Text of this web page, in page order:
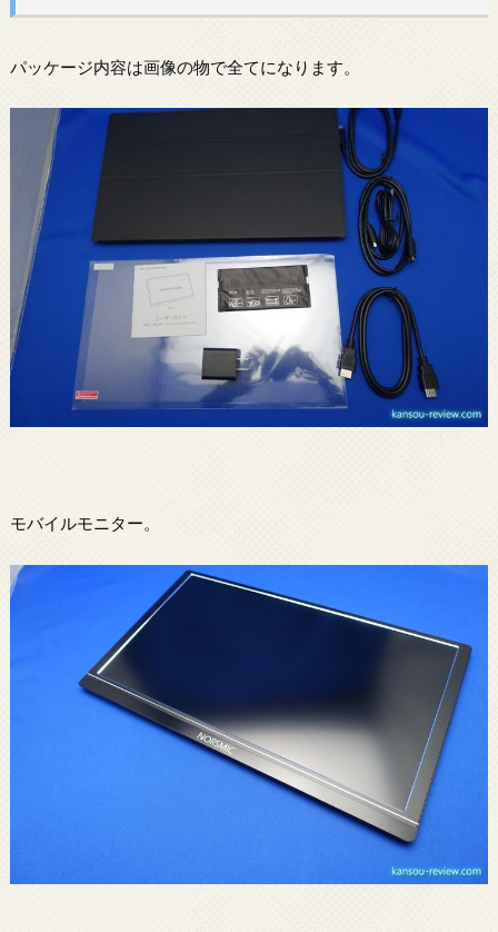
パッケージ内容は画像の物で全てになります。
モバイルモニター。